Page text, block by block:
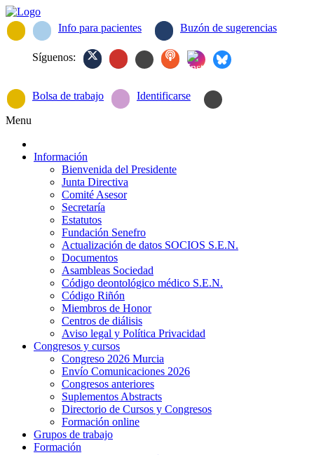
Info para pacientes Buzón de sugerencias
Síguenos:
Bolsa de trabajo Identificarse
Menu
Información
Bienvenida del Presidente
Junta Directiva
Comité Asesor
Secretaría
Estatutos
Fundación Senefro
Actualización de datos SOCIOS S.E.N.
Documentos
Asambleas Sociedad
Código deontológico médico S.E.N.
Código Riñón
Miembros de Honor
Centros de diálisis
Aviso legal y Política Privacidad
Congresos y cursos
Congreso 2026 Murcia
Envío Comunicaciones 2026
Congresos anteriores
Suplementos Abstracts
Directorio de Cursos y Congresos
Formación online
Grupos de trabajo
Formación